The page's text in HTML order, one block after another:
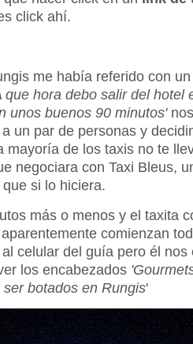
click ahí.
me había referido con
que hora debo salir del hotel
unos buenos 90 minutos'
un par de personas y
de los taxis no te
negociara con Taxi Bleus,
si lo hiciera.
más o menos y el taxita
comienzan
celular del guía pero él
los encabezados
botados en Rungis'